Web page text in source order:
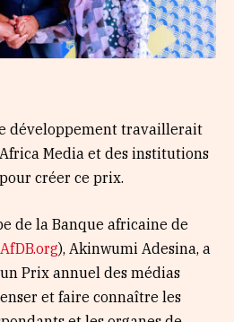
développement travaillerait
Media et des institutions
créer ce prix.
de la Banque africaine de
), Akinwumi Adesina, a
Prix annuel des médias
et faire connaître les